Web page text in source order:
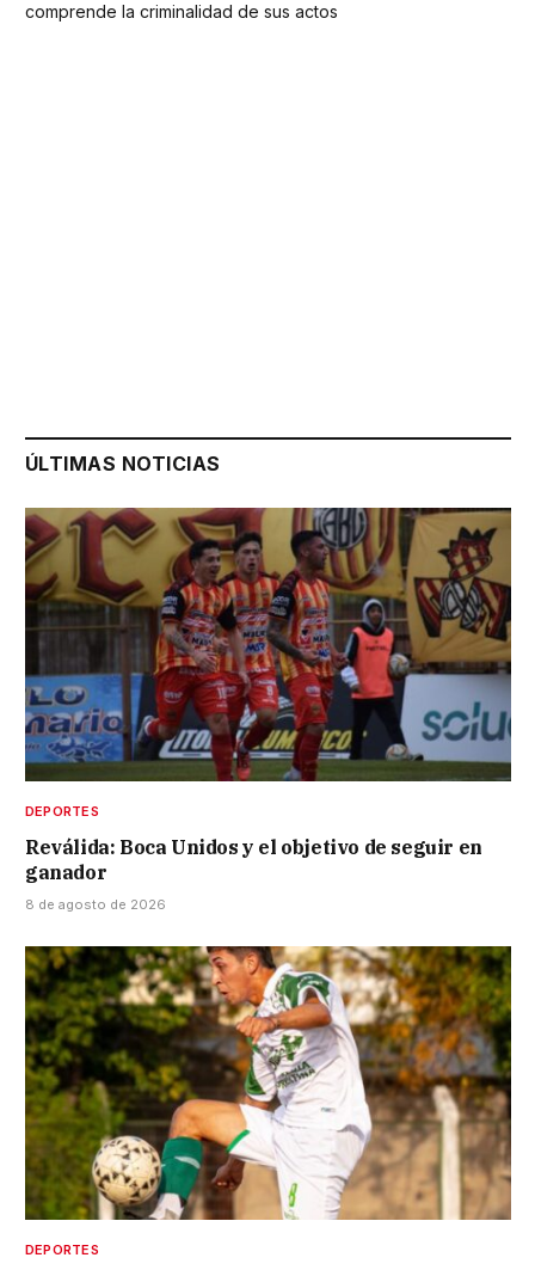
comprende la criminalidad de sus actos
ÚLTIMAS NOTICIAS
DEPORTES
Reválida: Boca Unidos y el objetivo de seguir en
ganador
8 de agosto de 2026
DEPORTES